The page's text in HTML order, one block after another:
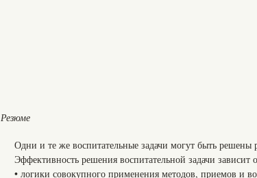
Резюме
Одни и те же воспитательные задачи могут быть решены
Эффективность решения воспитательной задачи
• логики совокупного применения методов, приемов и